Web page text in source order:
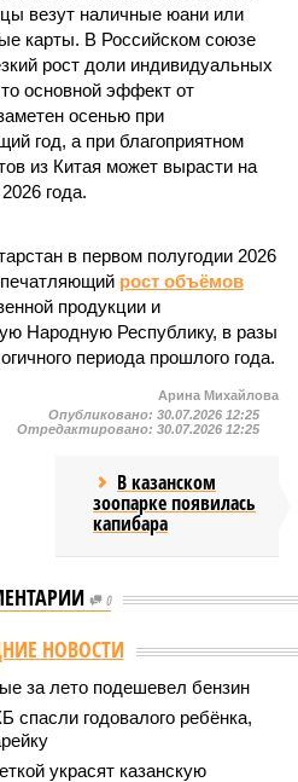
везут наличные юани или
карты. В Российском союзе
рост доли индивидуальных
основной эффект от
осенью при
год, а при благоприятном
из Китая может вырасти на
года.
в первом полугодии 2026
рост объёмов
продукции и
Народную Республику, в разы
периода прошлого года.
Арина Михайлова
Опубликовано: 30.07.2026 12:25
Отредактировано: 30.07.2026 12:25
В казанском
зоопарке появилась
капибара
0
НОВОСТИ
за лето подешевел бензин
спасли годовалого ребёнка,
украсят казанскую